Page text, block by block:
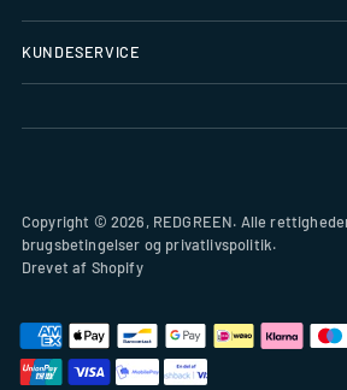
KUNDESERVICE
Copyright © 2026, REDGREEN. Alle
brugsbetingelser og privatlivspolitik.
Drevet af Shopify